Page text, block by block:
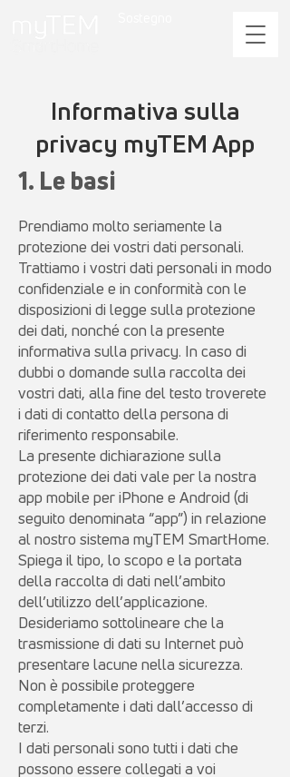
Informativa sulla
privacy myTEM App
1. Le basi
Prendiamo molto seriamente la
protezione dei vostri dati personali.
Trattiamo i vostri dati personali in modo
confidenziale e in conformità con le
disposizioni di legge sulla protezione
dei dati, nonché con la presente
informativa sulla privacy. In caso di
dubbi o domande sulla raccolta dei
vostri dati, alla fine del testo troverete
i dati di contatto della persona di
riferimento responsabile.
La presente dichiarazione sulla
protezione dei dati vale per la nostra
app mobile per iPhone e Android (di
seguito denominata “app”) in relazione
al nostro sistema myTEM SmartHome.
Spiega il tipo, lo scopo e la portata
della raccolta di dati nell’ambito
dell’utilizzo dell’applicazione.
Desideriamo sottolineare che la
trasmissione di dati su Internet può
presentare lacune nella sicurezza.
Non è possibile proteggere
completamente i dati dall’accesso di
terzi.
I dati personali sono tutti i dati che
possono essere collegati a voi